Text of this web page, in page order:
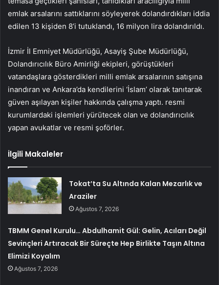
emlak arsalarını sattıklarını söyleyerek dolandırdıkları iddia
edilen 13 kişiden 8’i tutuklandı, 16 milyon lira dolandırıldı.
İzmir İl Emniyet Müdürlüğü, Asayiş Şube Müdürlüğü,
Dolandırıcılık Büro Amirliği ekipleri, görüştükleri
vatandaşlara gösterdikleri milli emlak arsalarının satışına
inandıran ve Ankara’da kendilerini ‘İslam’ olarak tanıtarak
güven aşılayan kişiler hakkında çalışma yaptı. resmi
kurumlardaki işlemleri yürütecek olan ve dolandırıcılık
yapan avukatlar ve resmi şoförler.
İlgili Makaleler
Tokat’ta Su Altında Kalan Mezarlık ve
Araziler
Ağustos 7, 2026
TBMM Genel Kurulu… Abdulhamit Gül: Gelin, Acıları Değil
Sevinçleri Artıracak Bir Süreçte Hep Birlikte Taşın Altına
Elimizi Koyalım
Ağustos 7, 2026